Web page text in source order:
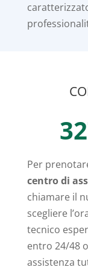
Per
centro di
chiamare il
scegliere
tecnico
entro 24/48
assistenza